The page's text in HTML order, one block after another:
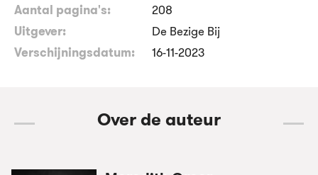
Aantal pagina's:
208
Uitgever:
De Bezige Bij
Verschijningsdatum:
16-11-2023
Over de auteur